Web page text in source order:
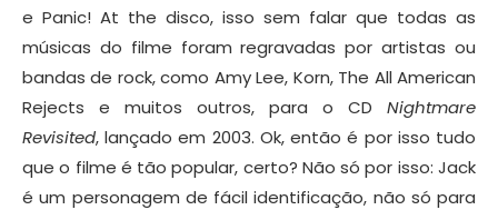
e Panic! At the disco, isso sem falar que todas as
músicas do filme foram regravadas por artistas ou
bandas de rock, como Amy Lee, Korn, The All American
Rejects e muitos outros, para o CD Nightmare
Revisited, lançado em 2003. Ok, então é por isso tudo
que o filme é tão popular, certo? Não só por isso: Jack
é um personagem de fácil identificação, não só para